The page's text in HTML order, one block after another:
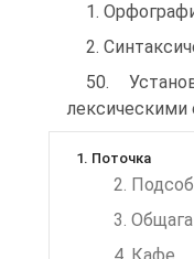
1.
2.
50.
лексическими
1. Поточка
2.
3. Общага